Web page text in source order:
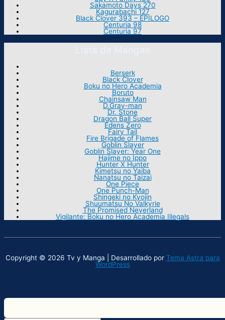
Sakamoto Days 270
Kagurabachi 127
Black Clover 393 – EPILOGO
Centuria 98
Centuria 97
Lista de Mangas
Berserk
Black Clover
Boku no Hero Academia
Boruto
Chainsaw Man
D.Gray-man
Dr. Stone
Dragon Ball Super
Edens Zero
Fairy Tail
Fire Brigade of Flames
Goblin Slayer
Goblin Slayer: Year One
Hajime no Ippo
Hunter X Hunter
Kimetsu no Yaiba
Nanatsu no Taizai
One Piece
One Punch-Man
Shingeki no Kyojin
Shuumatsu No Valkyrie
The Promised Neverland
Vigilante: Boku no Hero Academia Illegals
Copyright © 2026 Tv y Manga | Desarrollado por Tema Astra para
WordPress